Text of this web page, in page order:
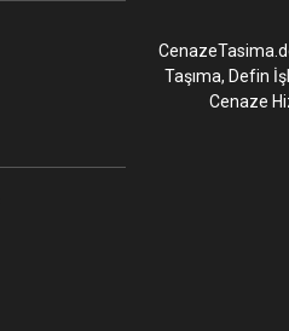
Taşıma, Defin
Cenaze